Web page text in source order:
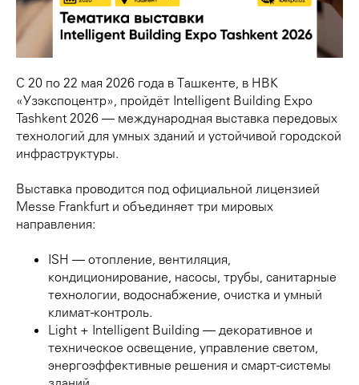
С 20 по 22 мая 2026 года в Ташкенте, в НВК
«Узэкспоцентр», пройдёт Intelligent Building Expo
Tashkent 2026 — международная выставка передовых
технологий для умных зданий и устойчивой городской
инфраструктуры.
Выставка проводится под официальной лицензией
Messe Frankfurt и объединяет три мировых
направления:
ISH — отопление, вентиляция,
кондиционирование, насосы, трубы, санитарные
технологии, водоснабжение, очистка и умный
климат-контроль.
Light + Intelligent Building — декоративное и
техническое освещение, управление светом,
энергоэффективные решения и смарт-системы